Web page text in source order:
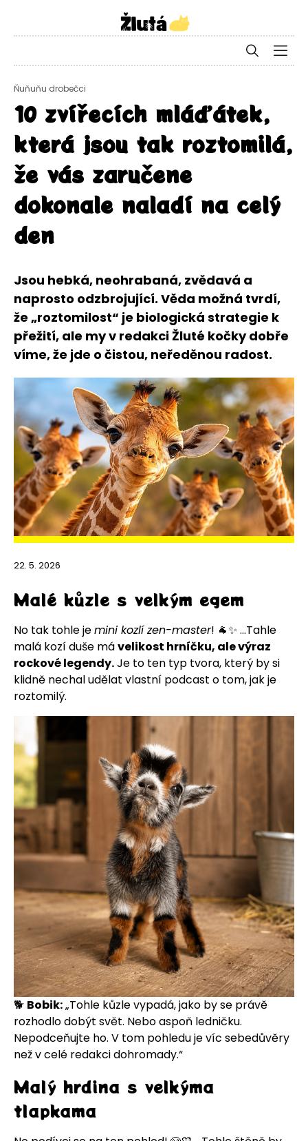
Ňuňuňu drobečci
10 zvířecích mláďátek,
která jsou tak roztomilá,
že vás zaručene
dokonale naladí na celý
den
Jsou hebká, neohrabaná, zvědavá a
naprosto odzbrojující. Věda možná tvrdí,
že „roztomilost“ je biologická strategie k
přežití, ale my v redakci Žluté kočky dobře
víme, že jde o čistou, neředěnou radost.
22. 5. 2026
Malé kůzle s velkým egem
No tak tohle jemini kozlí zen-master! 🐐✨ ...Tahle
malá kozí duše mávelikost hrníčku, ale výraz
rockové legendy.Je to ten typ tvora, který by si
klidně nechal udělat vlastní podcast o tom, jak je
roztomilý.
🐕 Bobik:„Tohle kůzle vypadá, jako by se právě
rozhodlo dobýt svět. Nebo aspoň ledničku.
Nepodceňujte ho. V tom pohledu je víc sebedůvěry
než v celé redakci dohromady.“
Malý hrdina s velkýma
tlapkama